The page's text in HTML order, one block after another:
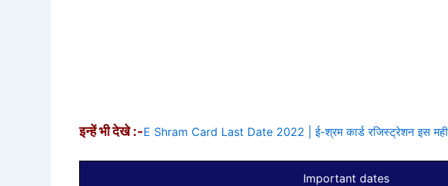
इन्हें भी देखे :-E Shram Card Last Date 2022 | ई-श्रम कार्ड रजिस्ट्रेशन इस
Important dates